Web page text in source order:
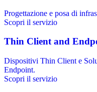
Progettazione e posa di
Scopri il servizio
Thin Client and
Dispositivi Thin Client e
Endpoint.
Scopri il servizio